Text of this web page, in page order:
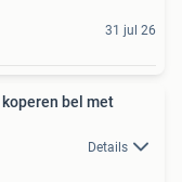
31 jul 26
bel met
Details